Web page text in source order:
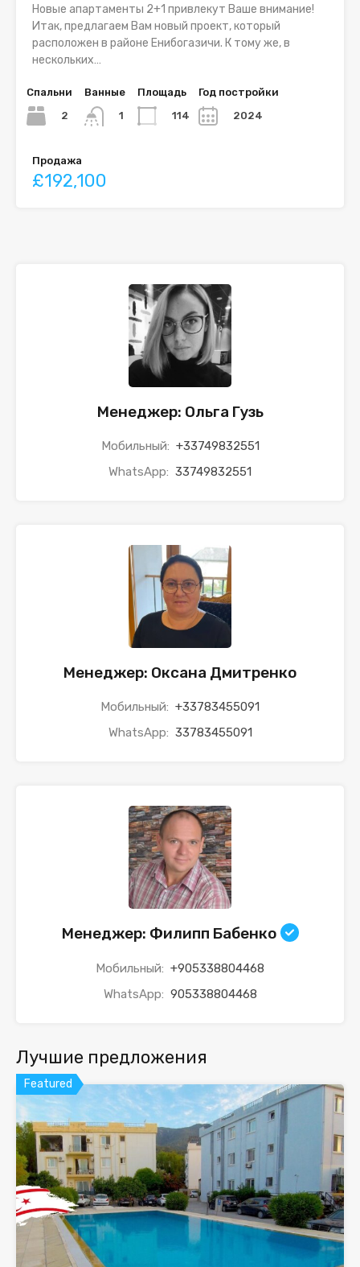
Новые апартаменты 2+1 привлекут Ваше внимание!
Итак, предлагаем Вам новый проект, который
расположен в районе Енибогазичи. К тому же, в
нескольких…
Спальни
2
Ванные
1
Площадь
114
Год постройки
2024
Продажа
£192,100
Менеджер: Ольга Гузь
Мобильный: +33749832551
WhatsApp: 33749832551
Менеджер: Оксана Дмитренко
Мобильный: +33783455091
WhatsApp: 33783455091
Менеджер: Филипп Бабенко
Мобильный: +905338804468
WhatsApp: 905338804468
Лучшие предложения
Featured